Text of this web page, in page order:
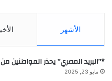
الأشهر
*”البريد المصري” يحذر المواطنين
مايو 23, 2025